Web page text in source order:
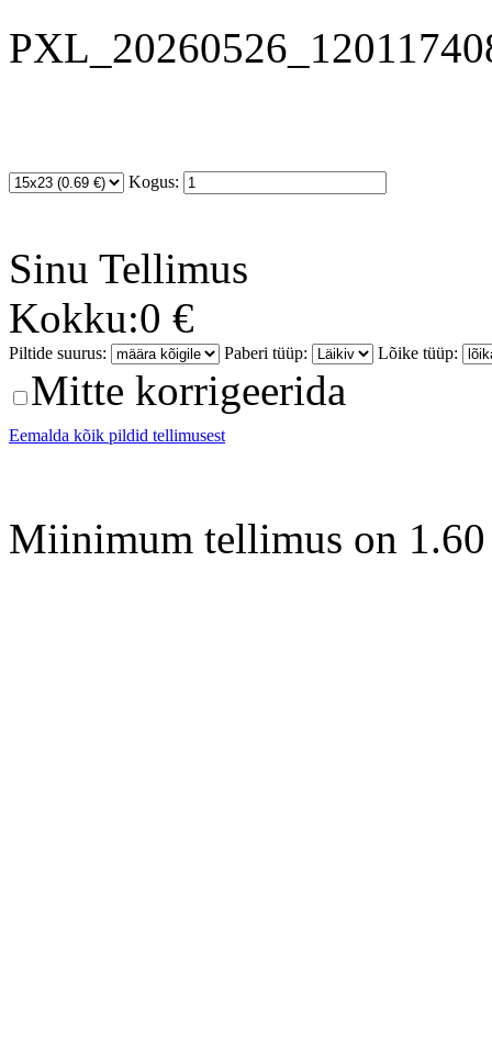
Kogus:
Sinu Tellimus
Kokku:0 €
Piltide suurus: Paberi tüüp: Lõike tüüp:
Mitte korrigeerida
Eemalda kõik pildid tellimusest
Miinimum tellimus on